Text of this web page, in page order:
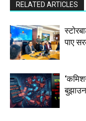
RELATED ARTICLES
पाए